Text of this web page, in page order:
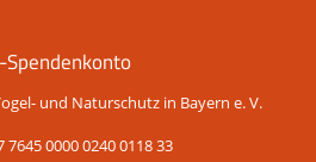
Spendenkonto
und Naturschutz in Bayern e. V.
7645 0000 0240 0118 33